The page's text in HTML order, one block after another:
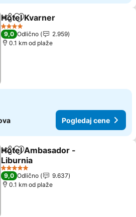
Deli Dodati u favorite
Hotel Kvarner
4 Zvezdice
9,0 Odlično
2.959
0.1 km od plaže
Pogledaj cene
Deli Dodati u favorite
Hotel Ambasador -
Liburnia
Pogledaj cene
5 Zvezdice
9,0 Odlično
9.637
0.1 km od plaže